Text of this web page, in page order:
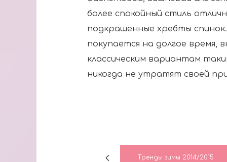
более спокойный стиль
подкрашенные хребты
покупается на долгое время,
классическим вариантам
никогда не утратят своей
Тренды зимы 2014/2015